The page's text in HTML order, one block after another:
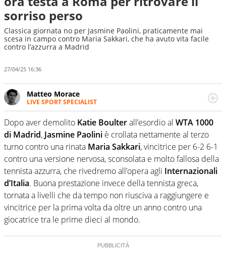
sorriso perso
Classica giornata no per Jasmine Paolini, praticamente mai
scesa in campo contro Maria Sakkari, che ha avuto vita facile
contro l’azzurra a Madrid
27/04/25 16:36
Matteo Morace
LIVE SPORT SPECIALIST
La multimedialità quale approccio personale e
professionale. Ama raccontare lo sport focalizzando ogni
attenzione sul tempo reale: la verità della dirette non
sono opinioni ma fatti
Dopo aver demolito Katie Boulterall’esordio al WTA 1000
di Madrid, Jasmine Paolini è crollata nettamente al terzo
turno contro una rinata Maria Sakkari, vincitrice per 6-2 6-1
contro una versione nervosa, sconsolata e molto fallosa della
tennista azzurra, che rivedremo all’opera agli Internazionali
d’Italia. Buona prestazione invece della tennista greca,
tornata a livelli che da tempo non riusciva a raggiungere e
vincitrice per la prima volta da oltre un anno contro una
giocatrice tra le prime dieci al mondo.